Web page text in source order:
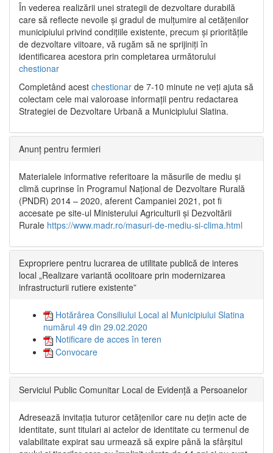
În vederea realizării unei strategii de dezvoltare durabilă
care să reflecte nevoile și gradul de mulțumire al cetățenilor
municipiului privind condițiile existente, precum și prioritățile
de dezvoltare viitoare, vă rugăm să ne sprijiniți în
identificarea acestora prin completarea următorului
chestionar
Completând acest chestionar de 7-10 minute ne veți ajuta să
colectam cele mai valoroase informații pentru redactarea
Strategiei de Dezvoltare Urbană a Municipiului Slatina.
Anunț pentru fermieri
Materialele informative referitoare la măsurile de mediu și
climă cuprinse în Programul Național de Dezvoltare Rurală
(PNDR) 2014 – 2020, aferent Campaniei 2021, pot fi
accesate pe site-ul Ministerului Agriculturii și Dezvoltării
Rurale https://www.madr.ro/masuri-de-mediu-si-clima.html
Expropriere pentru lucrarea de utilitate publică de interes
local „Realizare variantă ocolitoare prin modernizarea
infrastructurii rutiere existente”
Hotărârea Consiliului Local al Municipiului Slatina
numărul 49 din 29.02.2020
Notificare de acces în teren
Convocare
Serviciul Public Comunitar Local de Evidență a Persoanelor
Adresează invitația tuturor cetățenilor care nu dețin acte de
identitate, sunt titulari ai actelor de identitate cu termenul de
valabilitate expirat sau urmează să expire până la sfârșitul